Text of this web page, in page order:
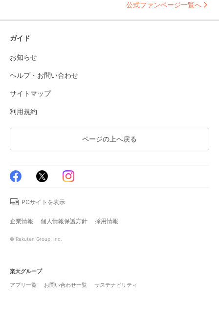
公式ファンページ一覧へ
ガイド
お知らせ
ヘルプ・お問い合わせ
サイトマップ
利用規約
ページの上へ戻る
PCサイトを表示
企業情報 個人情報保護方針 採用情報
© Rakuten Group, Inc.
楽天グループ
アプリ一覧
お問い合わせ一覧 サステナビリティ